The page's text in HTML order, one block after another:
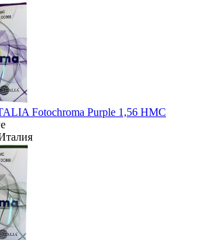
Fotochroma Purple 1,56 HMC